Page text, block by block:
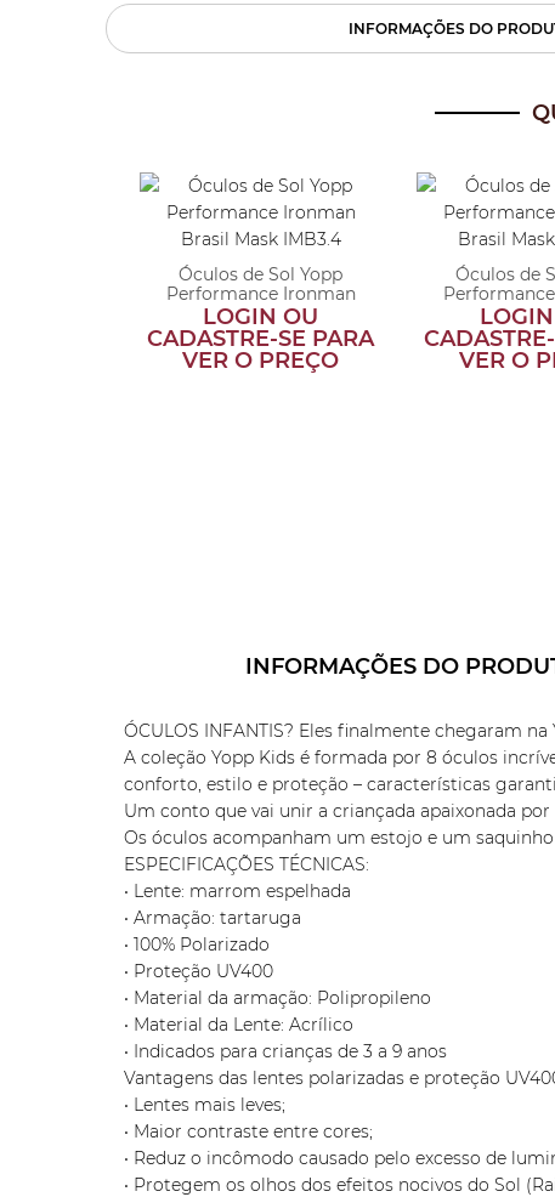
INFORMAÇÕES DO
Óculos de Sol Yopp
Performance Ironman
Brasil Mas...
LOGIN OU
CADASTRE-SE PARA
VER O PREÇO
Óculos de
Brasil
VER O
INFORMAÇÕES DO
ÓCULOS INFANTIS? Eles finalmente chegaram na
A coleção Yopp Kids é formada por 8 óculos
conforto, estilo e proteção – características
Um conto que vai unir a criançada apaixonada
Os óculos acompanham um estojo e um
ESPECIFICAÇÕES TÉCNICAS:
• Lente: marrom espelhada
• Armação: tartaruga
• 100% Polarizado
• Proteção UV400
• Material da armação: Polipropileno
• Material da Lente: Acrílico
• Indicados para crianças de 3 a 9 anos
Vantagens das lentes polarizadas e proteção
• Lentes mais leves;
• Maior contraste entre cores;
• Reduz o incômodo causado pelo excesso de
• Protegem os olhos dos efeitos nocivos do Sol